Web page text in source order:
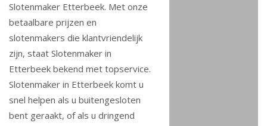
Slotenmaker Etterbeek. Met onze
betaalbare prijzen en
slotenmakers die klantvriendelijk
zijn, staat Slotenmaker in
Etterbeek bekend met topservice.
Slotenmaker in Etterbeek komt u
snel helpen als u buitengesloten
bent geraakt, of als u dringend